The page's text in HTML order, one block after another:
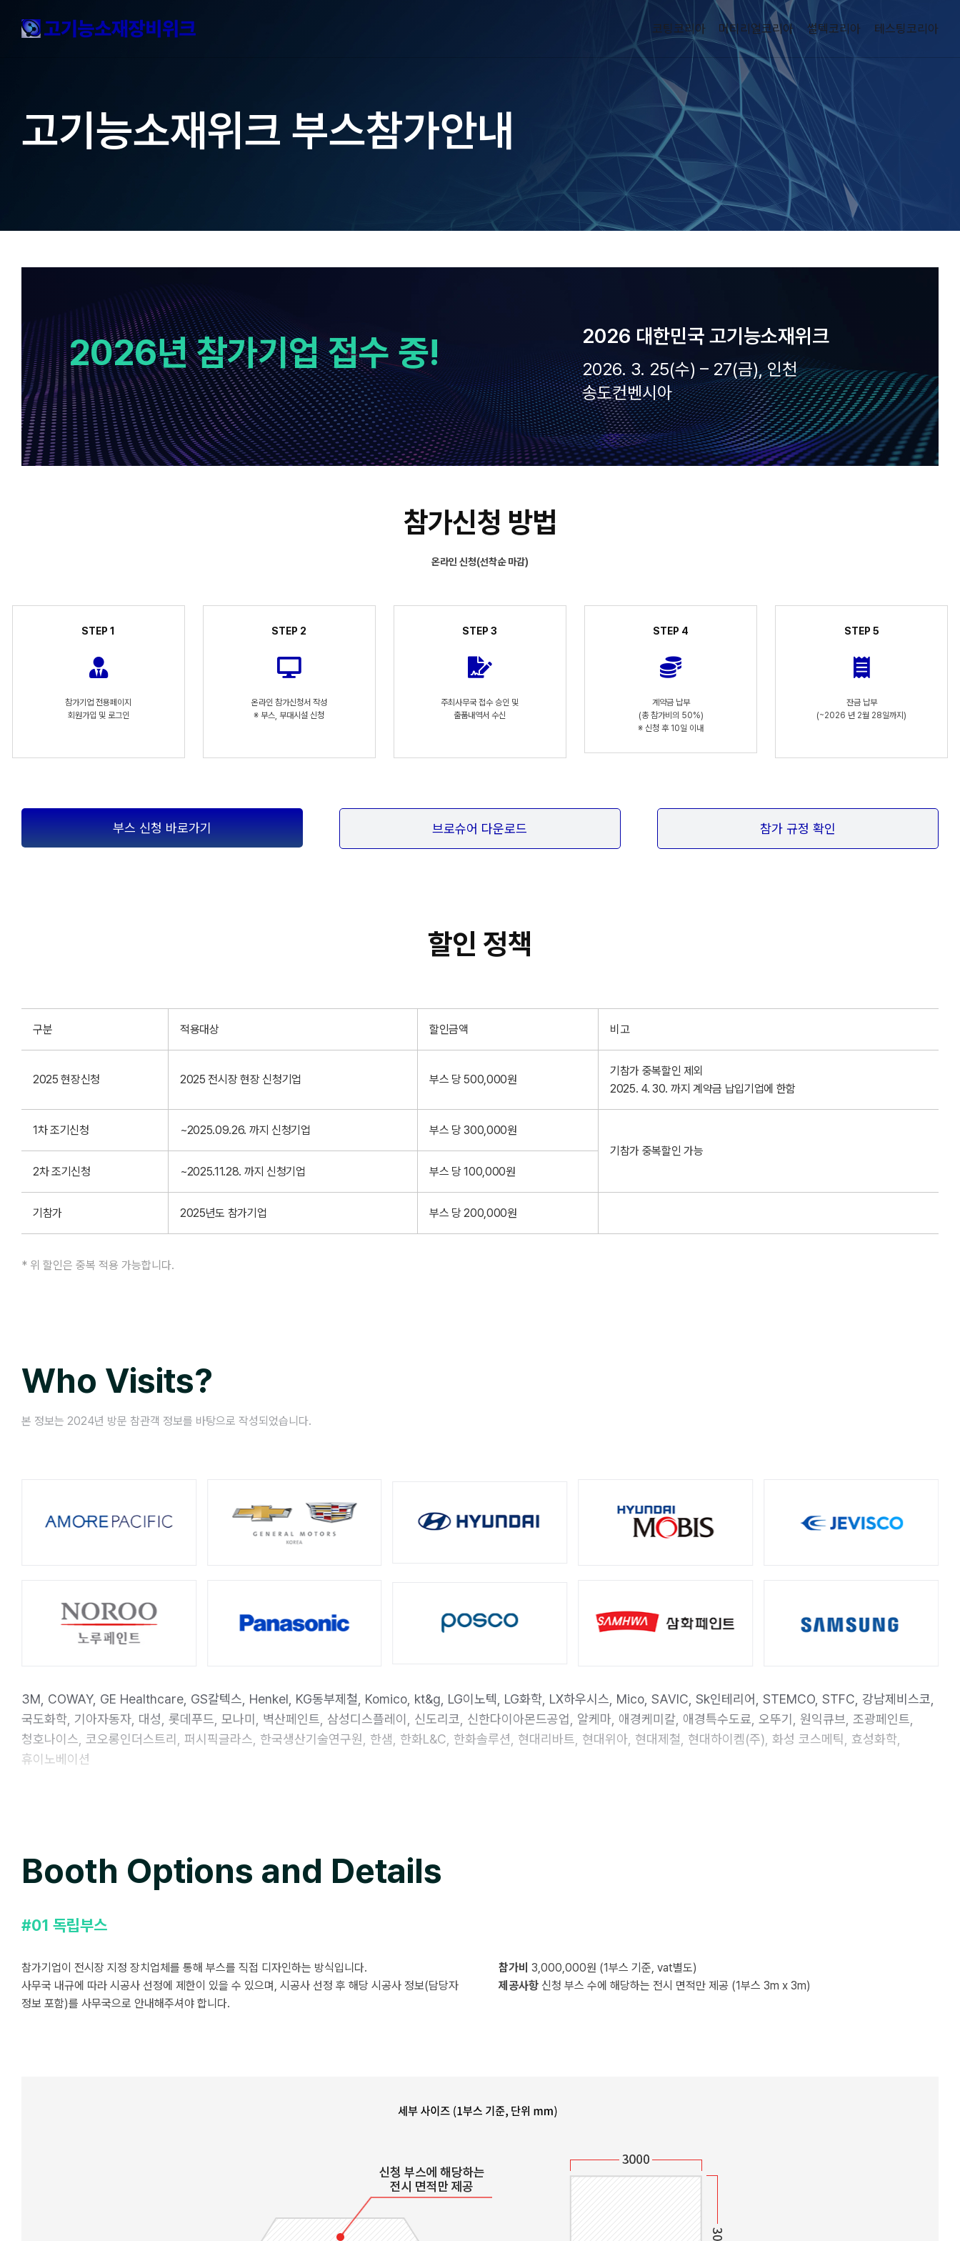
코팅코리아 머티리얼코리아 썰텍코리아 테스팅코리아
고기능소재위크 부스참가안내
2026년 참가기업 접수 중! 2026 대한민국 고기능소재위크
2026. 3. 25(수) – 27(금), 인천
송도컨벤시아
참가신청 방법
온라인 신청(선착순 마감)
STEP 1
참가기업 전용페이지
회원가입 및 로그인
STEP 2
온라인 참가신청서 작성
※ 부스, 부대시설 신청
STEP 3
주최사무국 접수 승인 및
출품내역서 수신
STEP 4
계약금 납부
(총 참가비의 50%)
※ 신청 후 10일 이내
STEP 5
잔금 납부
(~2026 년 2월 28일까지)
부스 신청 바로가기 브로슈어 다운로드 참가 규정 확인
할인 정책
구분 적용대상 할인금액 비고
2025 현장신청 2025 전시장 현장 신청기업 부스 당 500,000원
기참가 중복할인 제외
2025. 4. 30. 까지 계약금 납입기업에 한함
1차 조기신청 ~2025.09.26. 까지 신청기업
부스 당 300,000원
기참가 중복할인 가능
2차 조기신청
~2025.11.28. 까지 신청기업 부스 당 100,000원
기참가 2025년도 참가기업 부스 당 200,000원
* 위 할인은 중복 적용 가능합니다.
Who Visits?
본 정보는 2024년 방문 참관객 정보를 바탕으로 작성되었습니다.
3M, COWAY, GE Healthcare, GS칼텍스, Henkel, KG동부제철, Komico, kt&g, LG이노텍, LG화학, LX하우시스, Mico, SAVIC, Sk인테리어, STEMCO, STFC, 강남제비스코,
국도화학, 기아자동자, 대성, 롯데푸드, 모나미, 벽산페인트, 삼성디스플레이, 신도리코, 신한다이아몬드공업, 알케마, 애경케미칼, 애경특수도료, 오뚜기, 원익큐브, 조광페인트,
청호나이스, 코오롱인더스트리, 퍼시픽글라스, 한국생산기술연구원, 한샘, 한화L&C, 한화솔루션, 현대리바트, 현대위아, 현대제철, 현대하이켐(주), 화성 코스메틱, 효성화학,
휴이노베이션
Booth Options and Details
#01 독립부스
참가기업이 전시장 지정 장치업체를 통해 부스를 직접 디자인하는 방식입니다.
사무국 내규에 따라 시공사 선정에 제한이 있을 수 있으며, 시공사 선정 후 해당 시공사 정보(담당자
정보 포함)를 사무국으로 안내해주셔야 합니다.
참가비 3,000,000원 (1부스 기준, vat별도)
제공사항신청 부스 수에 해당하는 전시 면적만 제공 (1부스 3m x 3m)